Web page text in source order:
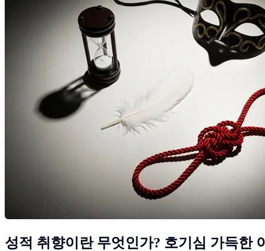
성적 취향이란 무엇인가? 호기심 가득한